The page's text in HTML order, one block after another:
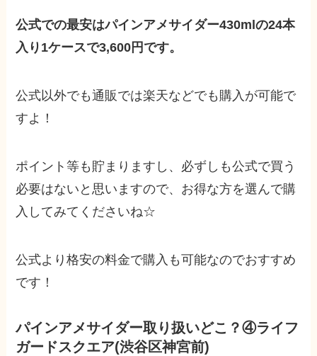
公式での最安はパインアメサイダー430mlの24本
入り1ケースで3,600円です。
公式以外でも通販では楽天などでも購入が可能で
すよ！
ポイント等も貯まりますし、必ずしも公式で買う
必要はないと思いますので、お得な方を選んで購
入してみてくださいね☆
公式より格安の料金で購入も可能なのでおすすめ
です！
パインアメサイダー取り扱いどこ？④ライフ
ガードスクエア(渋谷区神宮前)